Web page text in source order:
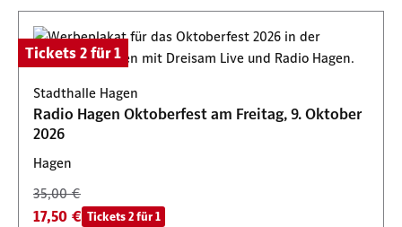
Tickets 2 für 1
Stadthalle Hagen
Radio Hagen Oktoberfest am Freitag, 9. Oktober
2026
Hagen
35,00 €
17,50 € Tickets 2 für 1